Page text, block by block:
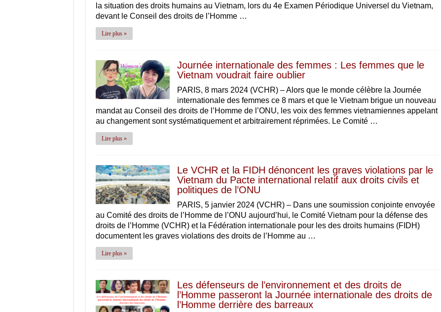
la situation des droits humains au Vietnam, lors du 4e Examen Périodique Universel du Vietnam,
devant le Conseil des droits de l’Homme …
Lire plus »
Journée internationale des femmes : Les femmes que le
Vietnam voudrait faire oublier
PARIS, 8 mars 2024 (VCHR) – Alors que le monde célèbre la Journée
internationale des femmes ce 8 mars et que le Vietnam brigue un nouveau
mandat au Conseil des droits de l’Homme de l’ONU, les voix des femmes vietnamiennes appelant
au changement sont systématiquement et arbitrairement réprimées. Le Comité …
Lire plus »
Le VCHR et la FIDH dénoncent les graves violations par le
Vietnam du Pacte international relatif aux droits civils et
politiques de l’ONU
PARIS, 5 janvier 2024 (VCHR) – Dans une soumission conjointe envoyée
au Comité des droits de l’Homme de l’ONU aujourd’hui, le Comité Vietnam pour la défense des
droits de l’Homme (VCHR) et la Fédération internationale pour les des droits humains (FIDH)
documentent les graves violations des droits de l’Homme au …
Lire plus »
Les défenseurs de l’environnement et des droits de
l’Homme passeront la Journée internationale des droits de
l’Homme derrière des barreaux